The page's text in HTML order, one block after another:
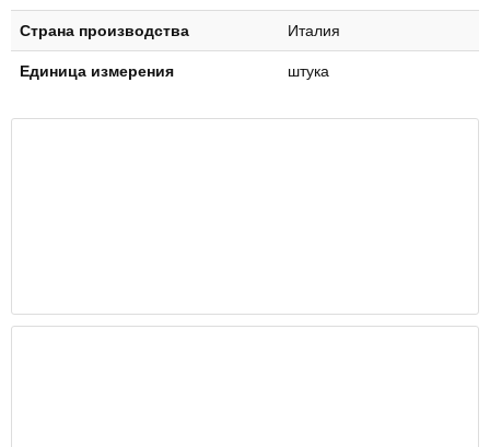
Страна производства Италия
Единица измерения штука